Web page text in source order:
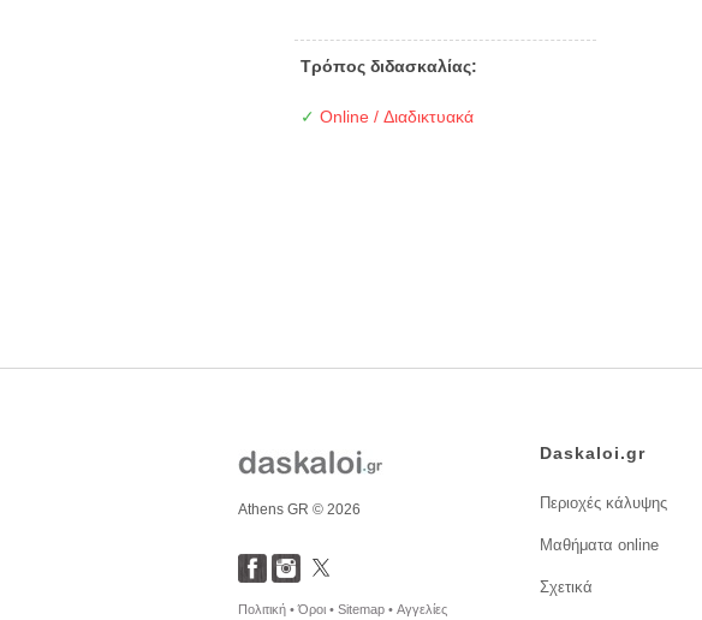
Τρόπος διδασκαλίας:
✓ Online / Διαδικτυακά
Athens GR © 2026
Πολιτική •Όροι • Sitemap • Αγγελίες
Daskaloi.gr
Περιοχές κάλυψης
Μαθήματα online
Σχετικά